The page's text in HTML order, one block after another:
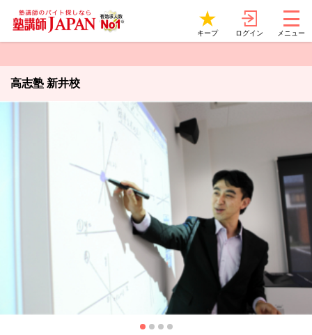
キープ ログイン メニュー
高志塾 新井校